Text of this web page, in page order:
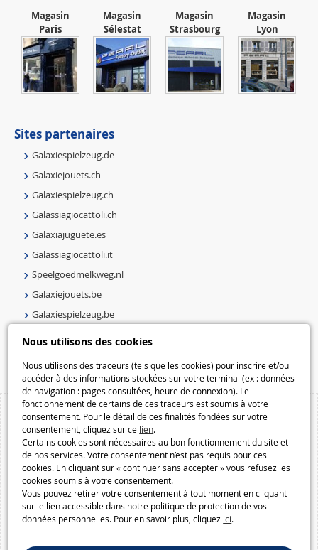
Nous utilisons des cookies
Nous utilisons des traceurs (tels que les cookies) pour inscrire et/ou
accéder à des informations stockées sur votre terminal (ex : données
de navigation : pages consultées, heure de connexion). Le
fonctionnement de certains de ces traceurs est soumis à votre
consentement. Pour le détail de ces finalités fondées sur votre
consentement, cliquez sur ce lien.
Certains cookies sont nécessaires au bon fonctionnement du site et
de nos services. Votre consentement n’est pas requis pour ces
cookies. En cliquant sur « continuer sans accepter » vous refusez les
cookies soumis à votre consentement.
Vous pouvez retirer votre consentement à tout moment en cliquant
sur le lien accessible dans notre politique de protection de vos
données personnelles. Pour en savoir plus, cliquez ici.
Magasin
Paris
Magasin
Sélestat
Magasin
Strasbourg
Magasin
Lyon
Sites partenaires
Galaxiespielzeug.de
Galaxiejouets.ch
Galaxiespielzeug.ch
Galassiagiocattoli.ch
Galaxiajuguete.es
Galassiagiocattoli.it
Speelgoedmelkweg.nl
Galaxiejouets.be
Galaxiespielzeug.be